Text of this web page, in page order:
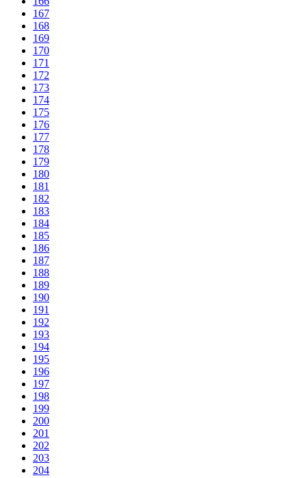
167
168
169
170
171
172
173
174
175
176
177
178
179
180
181
182
183
184
185
186
187
188
189
190
191
192
193
194
195
196
197
198
199
200
201
202
203
204